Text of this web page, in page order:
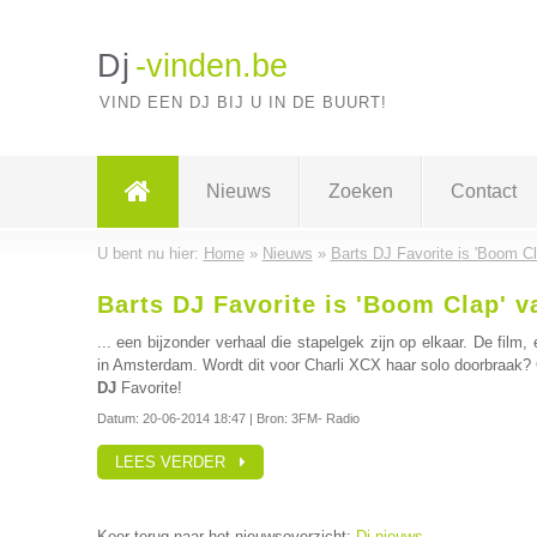
Dj -vinden.be
VIND EEN DJ BIJ U IN DE BUURT!
Nieuws Zoeken Contact
U bent nu hier: Home» Nieuws » Barts DJ Favorite is 'Boom
Barts DJ Favorite is 'Boom Clap'
... een bijzonder verhaal die stapelgek zijn op elkaar. De
in Amsterdam. Wordt dit voor Charli XCX haar solo
DJFavorite!
Datum: 20-06-2014 18:47| Bron: 3FM- Radio
LEES VERDER